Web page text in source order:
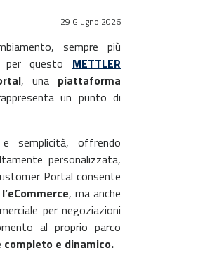
29 Giugno 2026
sempre più
per questo METTLER
, una piattaforma
un punto di
semplicità, offrendo
personalizzata,
Portal consente
, ma anche
per negoziazioni
al proprio parco
e dinamico.